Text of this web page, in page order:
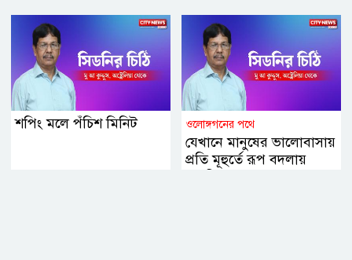
শপিং মলে পঁচিশ মিনিট ওলোঙ্গগনের পথে
যেখানে মানুষের ভালোবাসায়
প্রতি মূহুর্তে রূপ বদলায়